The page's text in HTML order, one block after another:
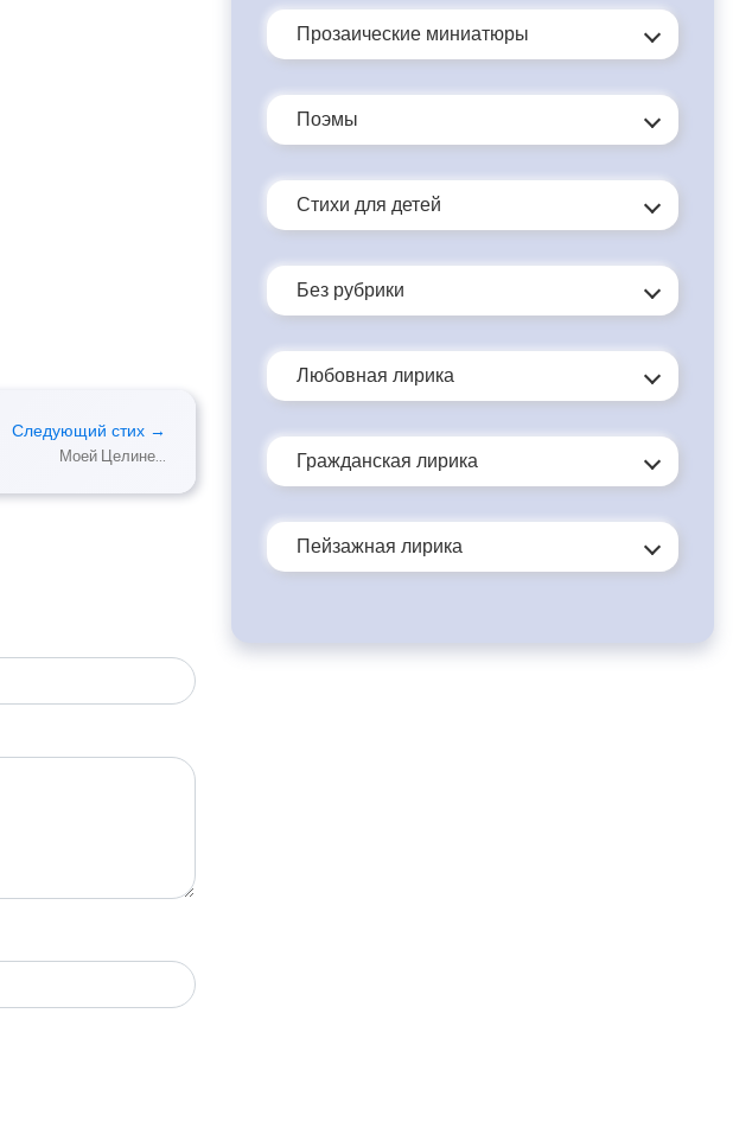
Следующий стих →
Моей Целине...
Прозаические миниатюры
Поэмы
Стихи для детей
Без рубрики
Любовная лирика
Гражданская лирика
Пейзажная лирика